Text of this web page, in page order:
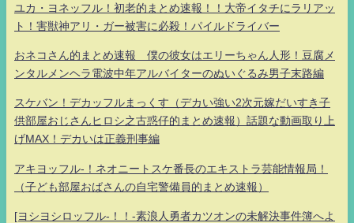
ユカ・ヨネッフル！初老的まとめ速報！！大帝イタチにラリアッ
ト！害獣神アリ・ガー被害に必殺！パイルドライバー
おネコさん的まとめ速報 僕の彼女はエリーちゃん人形！豆腐メ
ンタルメンヘラ電波中年アルバイターのぬいぐるみ男子末路編
スケバン！デカッフルまっくす（デカい強い2次元嫁だいすき子
供部屋おじさんヒロシ之古惑仔的まとめ速報）話題な動画取り上
げMAX！デカいは正義刑事編
アキヨッフル-！ネオニートスケ番長のエキストラ芸能情報局！
（子ども部屋おばさんの自宅警備員的まとめ速報）
[ヨシヨシロッフル-！！-素浪人勇者カツオンの未解決事件簿へよ